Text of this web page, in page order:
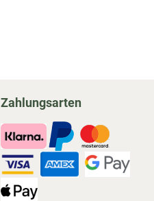
Zahlungsarten